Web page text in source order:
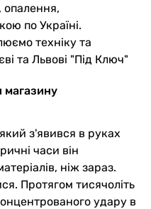
опалення,
по Україні.
техніку та
та Львові "Під Ключ"
магазину
з'явився в руках
часи він
ніж зараз.
Протягом тисячоліть
удару в